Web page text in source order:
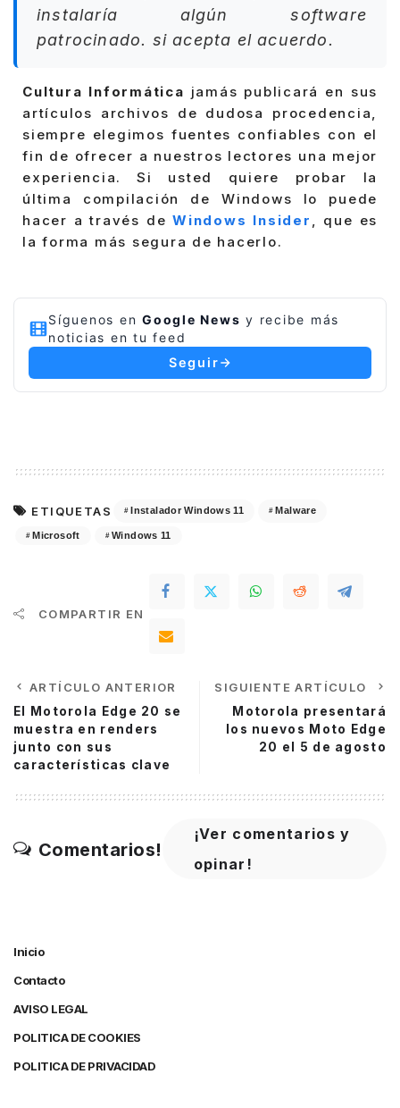
instalaría algún software
patrocinado. si acepta el acuerdo.
Cultura Informática jamás publicará en sus
artículos archivos de dudosa procedencia,
siempre elegimos fuentes confiables con el
fin de ofrecer a nuestros lectores una mejor
experiencia. Si usted quiere probar la
última compilación de Windows lo puede
hacer a través deWindows Insider , que es
la forma más segura de hacerlo.
Síguenos en Google News y recibe más
noticias en tu feed
Seguir
ETIQUETAS Instalador Windows 11 Malware
Microsoft Windows 11
COMPARTIR EN
ARTÍCULO ANTERIOR
El Motorola Edge 20 se
muestra en renders
junto con sus
características clave
SIGUIENTE ARTÍCULO
Motorola presentará
los nuevos Moto Edge
20 el 5 de agosto
Comentarios!
¡Ver comentarios y
opinar!
Inicio
Contacto
AVISO LEGAL
POLITICA DE COOKIES
POLITICA DE PRIVACIDAD